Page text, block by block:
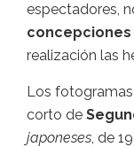
espectadores,
realización las
Los
corto de
japoneses , de